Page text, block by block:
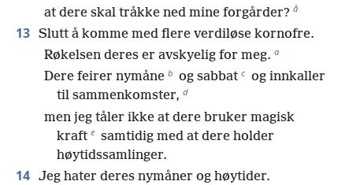
at dere skal tråkke ned mine forgårder? å
13 Slutt å komme med flere verdiløse kornofre.
Røkelsen deres er avskyelig for meg. a
Dere feirer nymåne b og sabbat c og innkaller
til sammenkomster, d
men jeg tåler ikke at dere bruker magisk
kraft e samtidig med at dere holder
høytidssamlinger.
14 Jeg hater deres nymåner og høytider.